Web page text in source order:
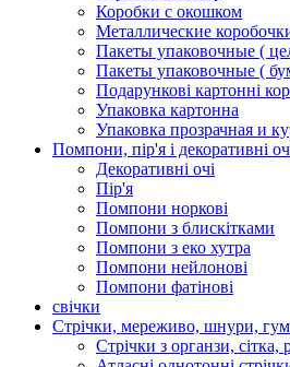
Коробки с окошком
Металлические
Пакеты упаковочные (
Пакеты упаковочные (
Подарункові картонні
Упаковка картонна
Упаковка прозрачная и
Помпони, пір'я і декоративні
Декоративні очі
Пір'я
Помпони норкові
Помпони з блискітками
Помпони з еко хутра
Помпони нейлонові
Помпони фатінові
свічки
Стрічки, мереживо, шнури,
Стрічки з органзи, сітка,